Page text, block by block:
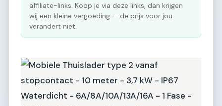
affiliate-links. Koop je via deze links, dan krijgen
wij een kleine vergoeding — de prijs voor jou
verandert niet.